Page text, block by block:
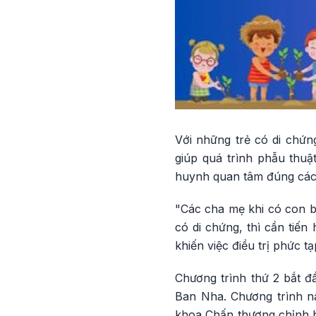
Với những trẻ có di
giúp quá trình phẫu
huynh quan tâm đúng
"Các cha mẹ khi có con
có di chứng, thì cần tiến
khiến việc điều trị phức
Chương trình thứ 2 bắt
Ban Nha. Chương trình